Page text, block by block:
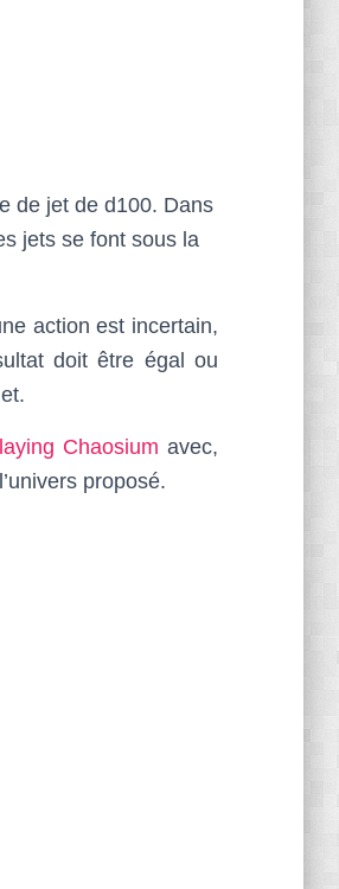
de jet de d100. Dans
jets se font sous la
action est incertain,
doit être égal ou
Chaosium avec,
proposé.